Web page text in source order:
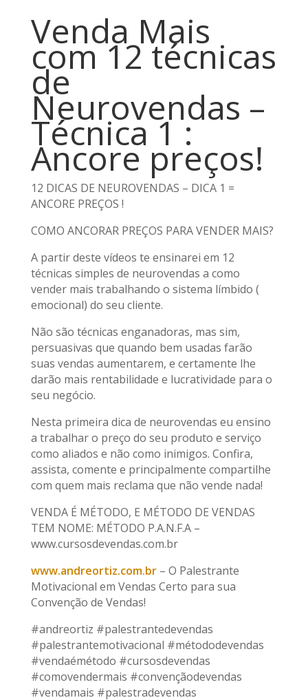
Venda Mais
com 12 técnicas
de
Neurovendas –
Técnica 1 :
Ancore preços!
12 DICAS DE NEUROVENDAS – DICA 1 =
ANCORE PREÇOS !
COMO ANCORAR PREÇOS PARA VENDER MAIS?
A partir deste vídeos te ensinarei em 12
técnicas simples de neurovendas a como
vender mais trabalhando o sistema límbido (
emocional) do seu cliente.
Não são técnicas enganadoras, mas sim,
persuasivas que quando bem usadas farão
suas vendas aumentarem, e certamente lhe
darão mais rentabilidade e lucratividade para o
seu negócio.
Nesta primeira dica de neurovendas eu ensino
a trabalhar o preço do seu produto e serviço
como aliados e não como inimigos. Confira,
assista, comente e principalmente compartilhe
com quem mais reclama que não vende nada!
VENDA É MÉTODO, E MÉTODO DE VENDAS
TEM NOME: MÉTODO P.A.N.F.A –
www.cursosdevendas.com.br
www.andreortiz.com.br– O Palestrante
Motivacional em Vendas Certo para sua
Convenção de Vendas!
#andreortiz #palestrantedevendas
#palestrantemotivacional #métododevendas
#vendaémétodo #cursosdevendas
#comovendermais #convençãodevendas
#vendamais #palestradevendas